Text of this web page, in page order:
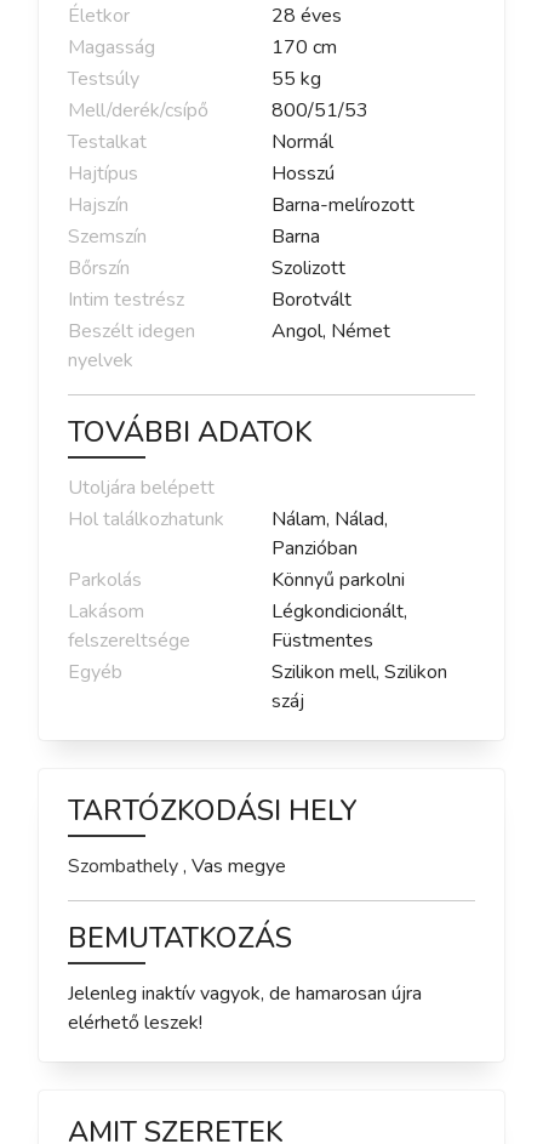
Életkor
28 éves
Magasság
170 cm
Testsúly
55 kg
Mell/derék/csípő
800/51/53
Testalkat
Normál
Hajtípus
Hosszú
Hajszín
Barna-melírozott
Szemszín
Barna
Bőrszín
Szolizott
Intim testrész
Borotvált
Beszélt idegen
nyelvek
Angol, Német
TOVÁBBI ADATOK
Utoljára belépett
Hol találkozhatunk
Nálam, Nálad,
Panzióban
Parkolás
Könnyű parkolni
Lakásom
felszereltsége
Légkondicionált,
Füstmentes
Egyéb
Szilikon mell, Szilikon
száj
TARTÓZKODÁSI HELY
Szombathely, Vas megye
BEMUTATKOZÁS
Jelenleg inaktív vagyok, de hamarosan újra
elérhető leszek!
AMIT SZERETEK